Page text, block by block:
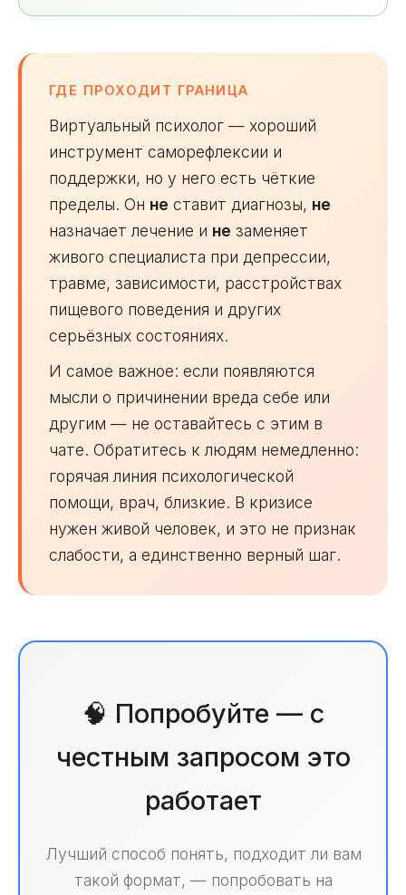
ГДЕ ПРОХОДИТ ГРАНИЦА
Виртуальный психолог — хороший
инструмент саморефлексии и
поддержки, но у него есть чёткие
пределы. Он не ставит диагнозы, не
назначает лечение и не заменяет
живого специалиста при депрессии,
травме, зависимости, расстройствах
пищевого поведения и других
серьёзных состояниях.
И самое важное: если появляются
мысли о причинении вреда себе или
другим — не оставайтесь с этим в
чате. Обратитесь к людям немедленно:
горячая линия психологической
помощи, врач, близкие. В кризисе
нужен живой человек, и это не признак
слабости, а единственно верный шаг.
🧠 Попробуйте — с
честным запросом это
работает
Лучший способ понять, подходит ли вам
такой формат, — попробовать на